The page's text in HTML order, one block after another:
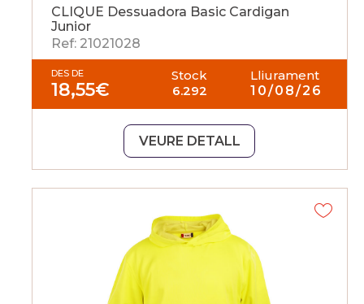
CLIQUE Dessuadora Basic Cardigan
Junior
Ref: 21021028
DES DE
18,55€
Stock
6.292
Lliurament
10/08/26
VEURE DETALL